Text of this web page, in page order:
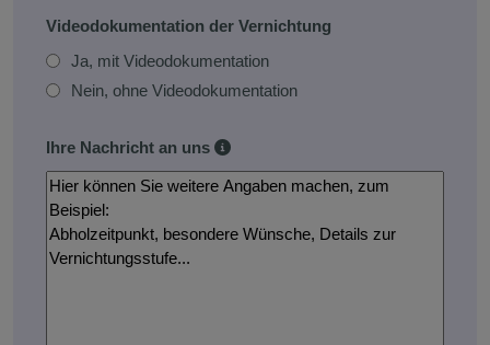
Videodokumentation der Vernichtung
Ja, mit Videodokumentation
Nein, ohne Videodokumentation
Ihre Nachricht an uns